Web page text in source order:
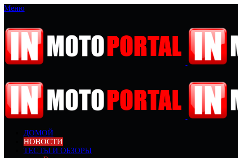
Меню
ДОМОЙ
НОВОСТИ
ТЕСТЫ И ОБЗОРЫ